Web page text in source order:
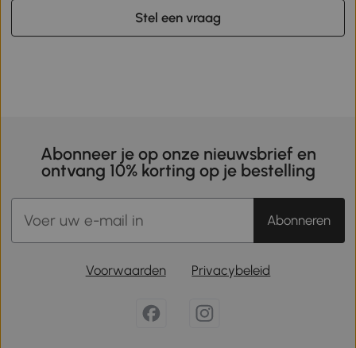
Stel een vraag
Abonneer je op onze nieuwsbrief en
ontvang 10% korting op je bestelling
Abonneren
Voorwaarden Privacybeleid